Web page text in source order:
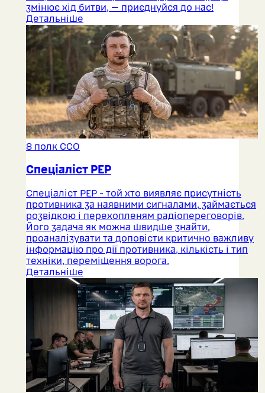
змінює хід битви, — приєднуйся до нас!
Детальніше
8 полк ССО
Спеціаліст РЕР
Спеціаліст РЕР - той хто виявляє присутність
противника за наявними сигналами, займається
розвідкою і перехопленям радіопереговорів.
Його задача як можна швидше знайти,
проаналізувати та доповісти критично важливу
інформацію про дії противника, кількість і тип
техніки, переміщення ворога.
Детальніше